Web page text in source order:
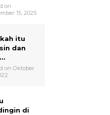
on
15, 2025
itu
dan
on Oktober
di